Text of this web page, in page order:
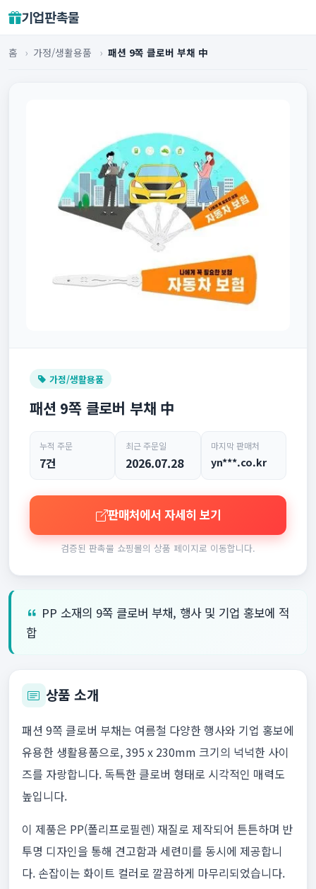
기업판촉물
홈 › 가정/생활용품 › 패션 9쪽 클로버 부채 中
가정/생활용품
패션 9쪽 클로버 부채 中
누적 주문
7건
최근 주문일
2026.07.28
마지막 판매처
yn***.co.kr
판매처에서 자세히 보기
검증된 판촉물 쇼핑몰의 상품 페이지로 이동합니다.
PP 소재의 9쪽 클로버 부채, 행사 및 기업 홍보에 적
합
상품 소개
패션 9쪽 클로버 부채는 여름철 다양한 행사와 기업 홍보에
유용한 생활용품으로, 395 x 230mm 크기의 넉넉한 사이
즈를 자랑합니다. 독특한 클로버 형태로 시각적인 매력도
높입니다.
이 제품은 PP(폴리프로필렌) 재질로 제작되어 튼튼하며 반
투명 디자인을 통해 견고함과 세련미를 동시에 제공합니
다. 손잡이는 화이트 컬러로 깔끔하게 마무리되었습니다.